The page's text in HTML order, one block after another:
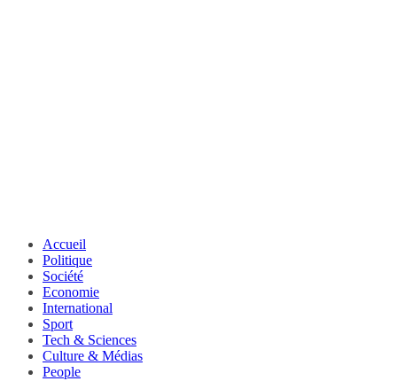
Accueil
Politique
Société
Economie
International
Sport
Tech & Sciences
Culture & Médias
People